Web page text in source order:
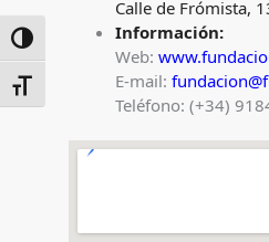
ALTERNAR ALTO CONTRASTE
ALTERNAR TAMAÑO DE
Calle de Frómista,
Información:
Web:
E-mail:
Teléfono: (+34)